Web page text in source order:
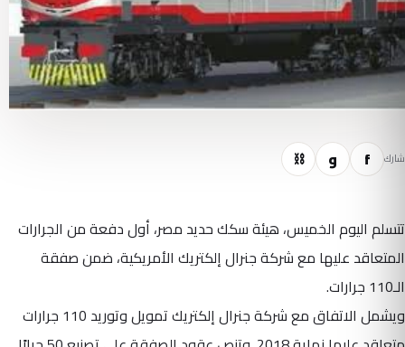
شارك f و ⛓
تتسلم اليوم الخميس، هيئة سكك حديد مصر، أول دفعة من الجرارات
المتعاقد عليها مع شركة جنرال إلكتريك الأمريكية، ضمن صفقة
الـ110 جرارات.
ويشمل الاتفاق مع شركة جنرال إلكتريك تمويل وتوريد 110 جرارات